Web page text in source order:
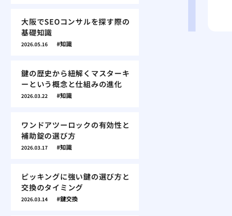
大阪でSEOコンサルを探す際の
基礎知識
2026.05.16 知識
鍵の歴史から紐解くマスターキ
ーという概念と仕組みの進化
2026.03.22 知識
ワンドアツーロックの有効性と
補助錠の選び方
2026.03.17 知識
ピッキングに強い鍵の選び方と
交換のタイミング
2026.03.14 鍵交換